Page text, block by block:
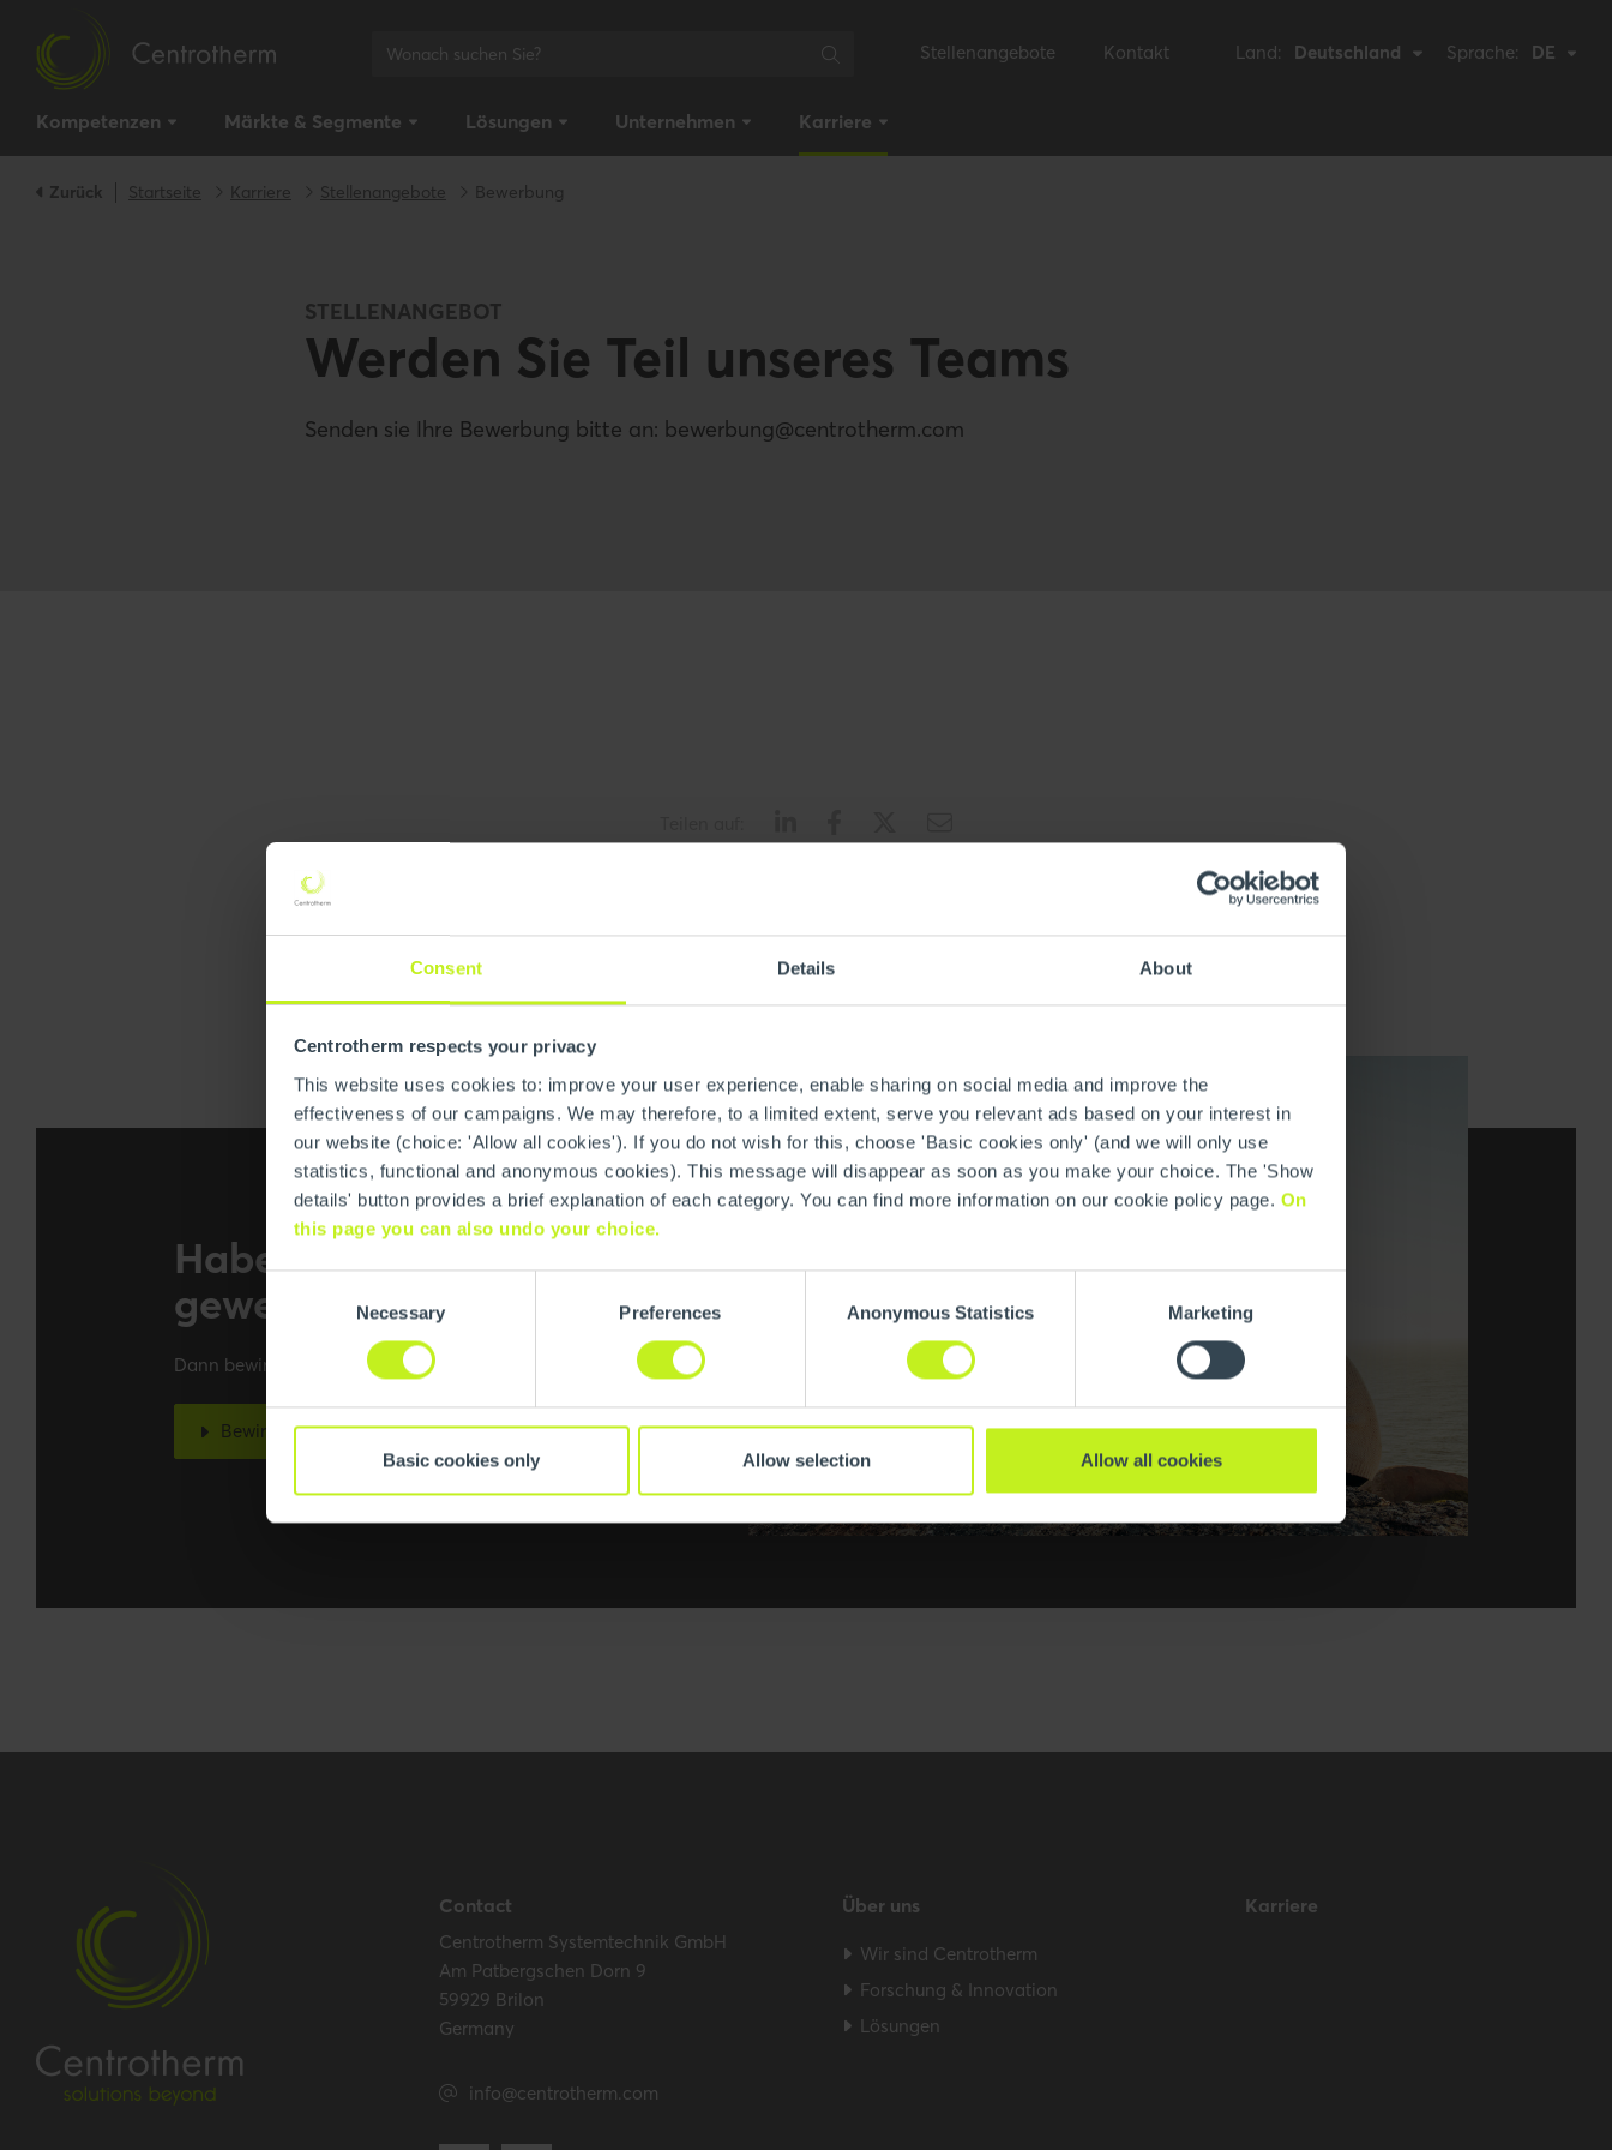
Consent Details About
Centrotherm respects your privacy
This website uses cookies to: improve your user experience, enable sharing on social media and improve the
effectiveness of our campaigns. We may therefore, to a limited extent, serve you relevant ads based on your interest in
our website (choice: 'Allow all cookies'). If you do not wish for this, choose 'Basic cookies only' (and we will only use
statistics, functional and anonymous cookies). This message will disappear as soon as you make your choice. The 'Show
details' button provides a brief explanation of each category. You can find more information on our cookie policy page. On
this page you can also undo your choice.
Selection
Necessary Preferences Anonymous Statistics Marketing
Basic cookies only Allow selection Allow all cookies
Stellenangebote Kontakt Land: Deutschland Sprache: DE
Kompetenzen Märkte & Segmente Lösungen Unternehmen Karriere
Zurück Startseite Karriere Stellenangebote Bewerbung
STELLENANGEBOT
Werden Sie Teil unseres Teams
Senden sie Ihre Bewerbung bitte an: bewerbung@centrotherm.com
Haben wir dein Interesse
geweckt?
Dann bewirb dich doch direkt bei uns!
Bewirb dich bei uns
Contact
Centrotherm Systemtechnik GmbH
Am Patbergschen Dorn 9
59929 Brilon
Germany
info@centrotherm.com
Über uns
Wir sind Centrotherm
Forschung & Innovation
Lösungen
Karriere